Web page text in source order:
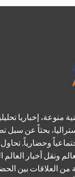
منوعة، إخباريا
بحثاً عن سبل
وحضارياً.
ونقل أخبار العالم
العلاقات بين